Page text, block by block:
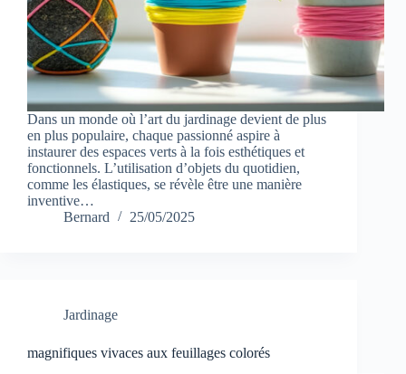
Dans un monde où l’art du jardinage devient de plus
en plus populaire, chaque passionné aspire à
instaurer des espaces verts à la fois esthétiques et
fonctionnels. L’utilisation d’objets du quotidien,
comme les élastiques, se révèle être une manière
inventive…
Bernard
25/05/2025
Jardinage
magnifiques vivaces aux feuillages colorés